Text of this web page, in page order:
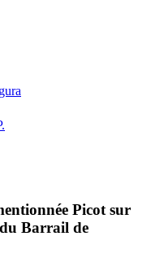
Picot sur
du Barrail de